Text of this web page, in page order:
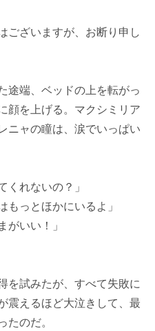
ございますが、お断り申し
途端、ベッドの上を転がっ
顔を上げる。マクシミリア
ニャの瞳は、涙でいっぱい
くれないの？」
もっとほかにいるよ」
がいい！」
を試みたが、すべて失敗に
震えるほど大泣きして、最
たのだ。